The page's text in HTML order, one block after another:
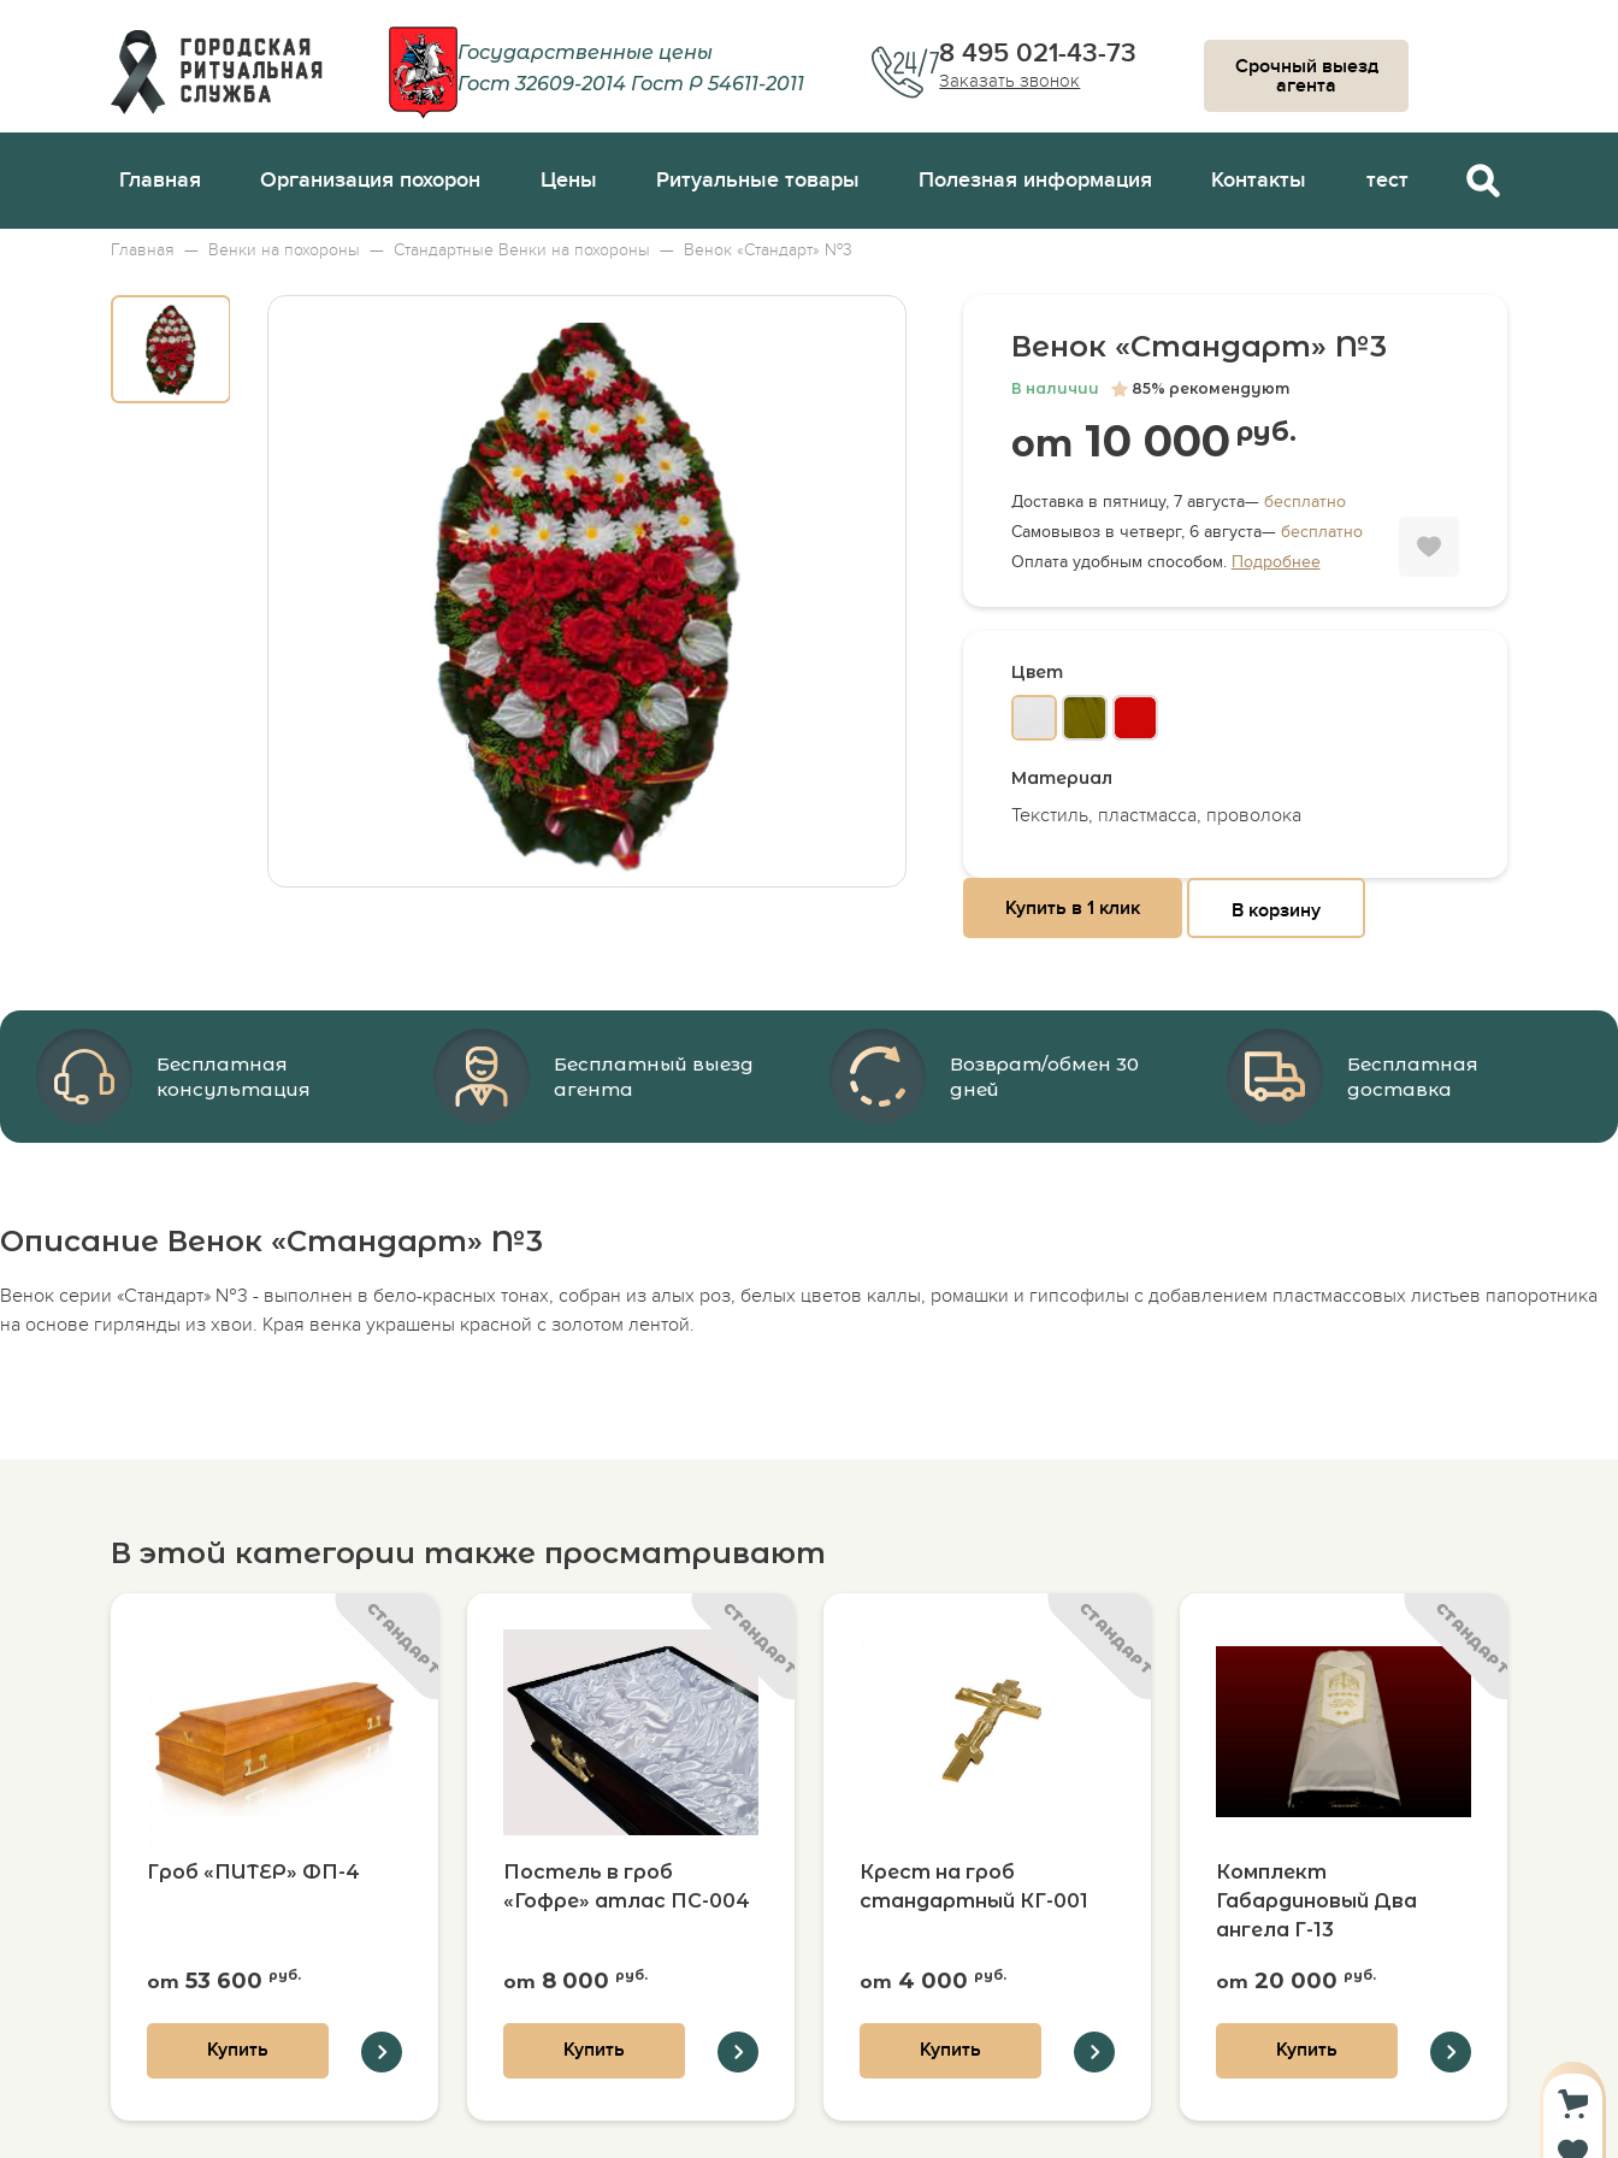
Государственные цены
Гост 32609-2014 Гост Р 54611-2011
8 495 021-43-73
Заказать звонок
Срочный выезд
агента
Главная Организация похорон
Порядок действий, если умер близкий человек
Бальзамирование тела
Церемониймейстер
Носильщики гроба
Цены Ритуальные товары
Гробы
Корзины
Аксессуары
Транспорт
Бригада сопровождения
Агент
Полезная информация
Регистрация смерти
Права наследника
Что делать при смерти близкого человека?
Что можно и нельзя по традициям во время похорон?
Можно ли отказаться от вскрытия усопшего?
Зачем накрывать зеркала в доме после смерти близкого человека?
Стала известна стоимость похорон
Место на кладбище в Москве и Подмосковье
Отпевание
Гражданская панихида
Организация поминок
Как получить выплаты на погребение
Заказать похороны в Москве
Похороны на кладбище
Похороны умершего
Кладбища Москвы
Крематории Москвы
Контакты тест
Главная — Венки на похороны — Стандартные Венки на похороны — Венок «Стандарт» №3
Венок «Стандарт» №3
В наличии 85% рекомендуют
от 10 000 руб.
Доставка в пятницу, 7 августа— бесплатно
Самовывоз в четверг, 6 августа— бесплатно
Оплата удобным способом. Подробнее
Цвет
Материал
Текстиль, пластмасса, проволока
Купить в 1 клик В корзину
Бесплатная
консультация
Бесплатный выезд
агента
Возврат/обмен 30
дней
Бесплатная
доставка
Описание Венок «Стандарт» №3
Венок серии «Стандарт» №3 - выполнен в бело-красных тонах, собран из алых роз, белых цветов каллы, ромашки и гипсофилы с добавлением пластмассовых листьев папоротника
на основе гирлянды из хвои. Края венка украшены красной с золотом лентой.
В этой категории также просматривают
СТАНДАРТ
Гроб «ПИТЕР» ФП-4
от 53 600 руб.
Купить
СТАНДАРТ
Постель в гроб
«Гофре» атлас ПС-004
от 8 000 руб.
Купить
СТАНДАРТ
Крест на гроб
стандартный КГ-001
от 4 000 руб.
Купить
СТАНДАРТ
Комплект
Габардиновый Два
ангела Г-13
от 20 000 руб.
Купить